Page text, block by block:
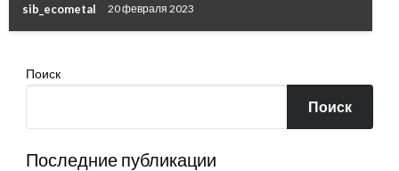
sib_ecometal 20 февраля 2023
Поиск
Поиск
Последние публикации